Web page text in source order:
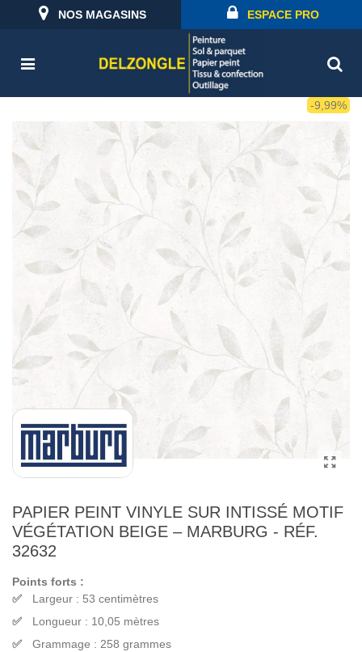
NOS MAGASINS ESPACE PRO
-9,99%
PAPIER PEINT VINYLE SUR INTISSÉ MOTIF
VÉGÉTATION BEIGE – MARBURG - RÉF.
32632
Points forts :
Largeur : 53 centimètres
Longueur : 10,05 mètres
Grammage : 258 grammes